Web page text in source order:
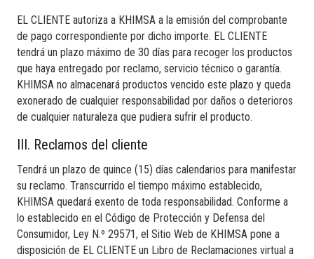
EL CLIENTE autoriza a KHIMSA a la emisión del comprobante
de pago correspondiente por dicho importe. EL CLIENTE
tendrá un plazo máximo de 30 días para recoger los productos
que haya entregado por reclamo, servicio técnico o garantía.
KHIMSA no almacenará productos vencido este plazo y queda
exonerado de cualquier responsabilidad por daños o deterioros
de cualquier naturaleza que pudiera sufrir el producto.
III. Reclamos del cliente
Tendrá un plazo de quince (15) días calendarios para manifestar
su reclamo. Transcurrido el tiempo máximo establecido,
KHIMSA quedará exento de toda responsabilidad. Conforme a
lo establecido en el Código de Protección y Defensa del
Consumidor, Ley N.º 29571, el Sitio Web de KHIMSA pone a
disposición de EL CLIENTE un Libro de Reclamaciones virtual a